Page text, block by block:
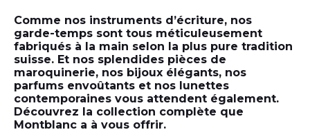
Comme nos instruments d’écriture, nos
garde-temps sont tous méticuleusement
fabriqués à la main selon la plus pure tradition
suisse. Et nos splendides pièces de
maroquinerie, nos bijoux élégants, nos
parfums envoûtants et nos lunettes
contemporaines vous attendent également.
Découvrez la collection complète que
Montblanc a à vous offrir.